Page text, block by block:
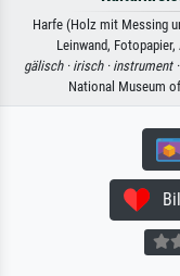
Harfe (Holz mit Messing
Leinwand,
gälisch · irisch · instrument ·
National Museum